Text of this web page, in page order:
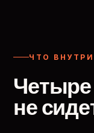
ЧТО ВНУТРИ
не